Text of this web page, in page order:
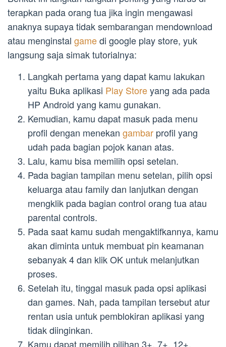
terapkan pada orang tua jika ingin mengawasi
anaknya supaya tidak sembarangan mendownload
atau menginstal gamedi google play store, yuk
langsung saja simak tutorialnya:
Langkah pertama yang dapat kamu lakukan
yaitu Buka aplikasi Play Storeyang ada pada
HP Android yang kamu gunakan.
Kemudian, kamu dapat masuk pada menu
profil dengan menekan gambar profil yang
udah pada bagian pojok kanan atas.
Lalu, kamu bisa memilih opsi setelan.
Pada bagian tampilan menu setelan, pilih opsi
keluarga atau family dan lanjutkan dengan
mengklik pada bagian control orang tua atau
parental controls.
Pada saat kamu sudah mengaktifkannya, kamu
akan diminta untuk membuat pin keamanan
sebanyak 4 dan klik OK untuk melanjutkan
proses.
Setelah itu, tinggal masuk pada opsi aplikasi
dan games. Nah, pada tampilan tersebut atur
rentan usia untuk pemblokiran aplikasi yang
tidak diinginkan.
Kamu dapat memilih pilihan 3+, 7+, 12+,